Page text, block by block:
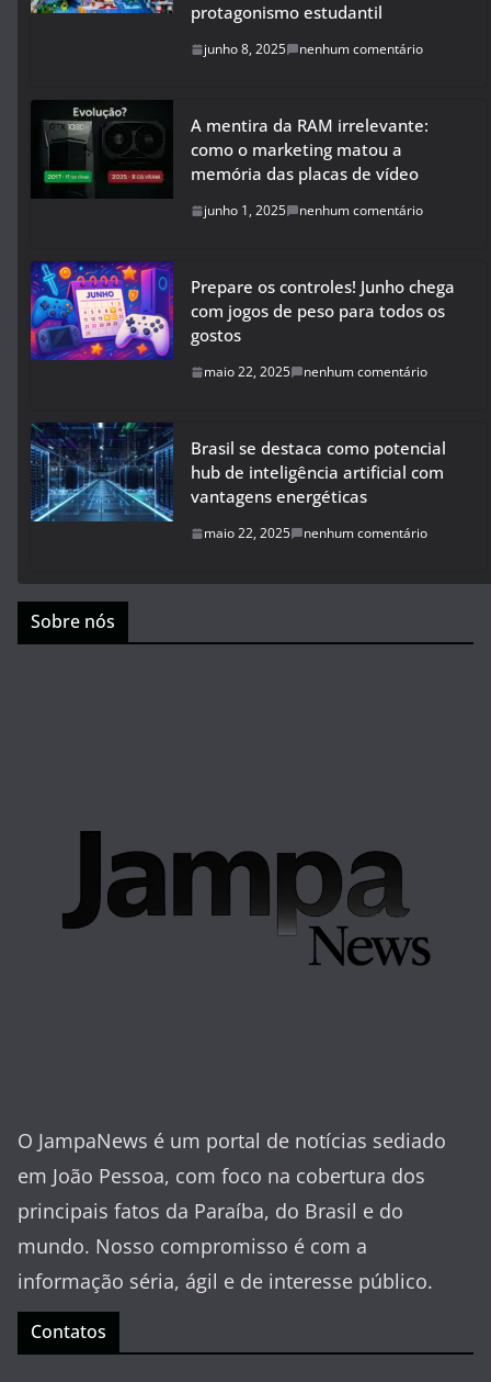
protagonismo estudantil
junho 8, 2025 nenhum comentário
A mentira da RAM irrelevante:
como o marketing matou a
memória das placas de vídeo
junho 1, 2025 nenhum comentário
Prepare os controles! Junho chega
com jogos de peso para todos os
gostos
maio 22, 2025 nenhum comentário
Brasil se destaca como potencial
hub de inteligência artificial com
vantagens energéticas
maio 22, 2025 nenhum comentário
Sobre nós
O JampaNews é um portal de notícias sediado
em João Pessoa, com foco na cobertura dos
principais fatos da Paraíba, do Brasil e do
mundo. Nosso compromisso é com a
informação séria, ágil e de interesse público.
Contatos